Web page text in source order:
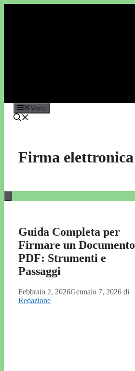
Menu
Firma elettronica
Guida Completa per
Firmare un Documento
PDF: Strumenti e
Passaggi
Febbraio 2, 2026Gennaio 7, 2026 di
Redazione